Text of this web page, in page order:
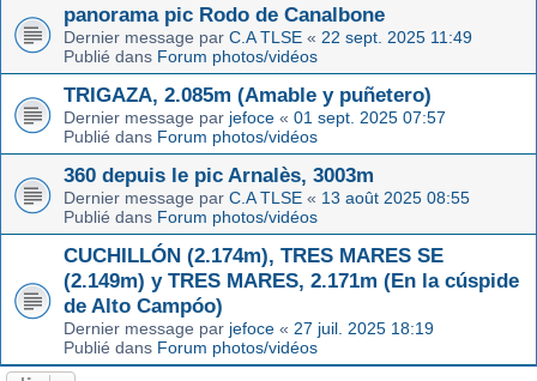
panorama pic Rodo de Canalbone
Dernier message par C.A TLSE « 22 sept. 2025 11:49
Publié dans Forum photos/vidéos
TRIGAZA, 2.085m (Amable y puñetero)
Dernier message par jefoce « 01 sept. 2025 07:57
Publié dans Forum photos/vidéos
360 depuis le pic Arnalès, 3003m
Dernier message par C.A TLSE « 13 août 2025 08:55
Publié dans Forum photos/vidéos
CUCHILLÓN (2.174m), TRES MARES SE
(2.149m) y TRES MARES, 2.171m (En la cúspide
de Alto Campóo)
Dernier message par jefoce « 27 juil. 2025 18:19
Publié dans Forum photos/vidéos